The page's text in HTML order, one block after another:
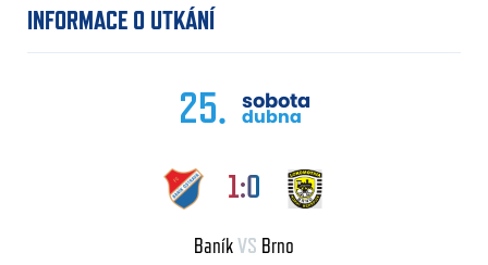
INFORMACE O UTKÁNÍ
25. sobota
dubna
1:0
BaníkVS Brno